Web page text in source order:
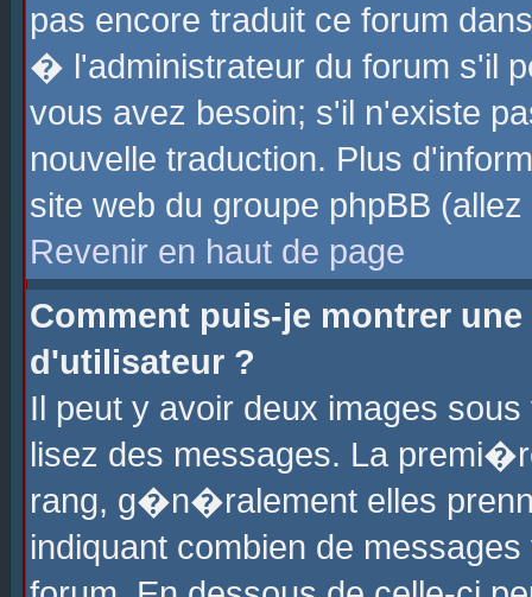
pas encore traduit ce forum
� l'administrateur du forum s'il
vous avez besoin; s'il n'existe
nouvelle traduction. Plus
site web du groupe phpBB
Revenir en haut de page
Comment puis-je montrer
d'utilisateur ?
Il peut y avoir deux images
lisez des messages. La
rang, g�n�ralement elles
indiquant combien de